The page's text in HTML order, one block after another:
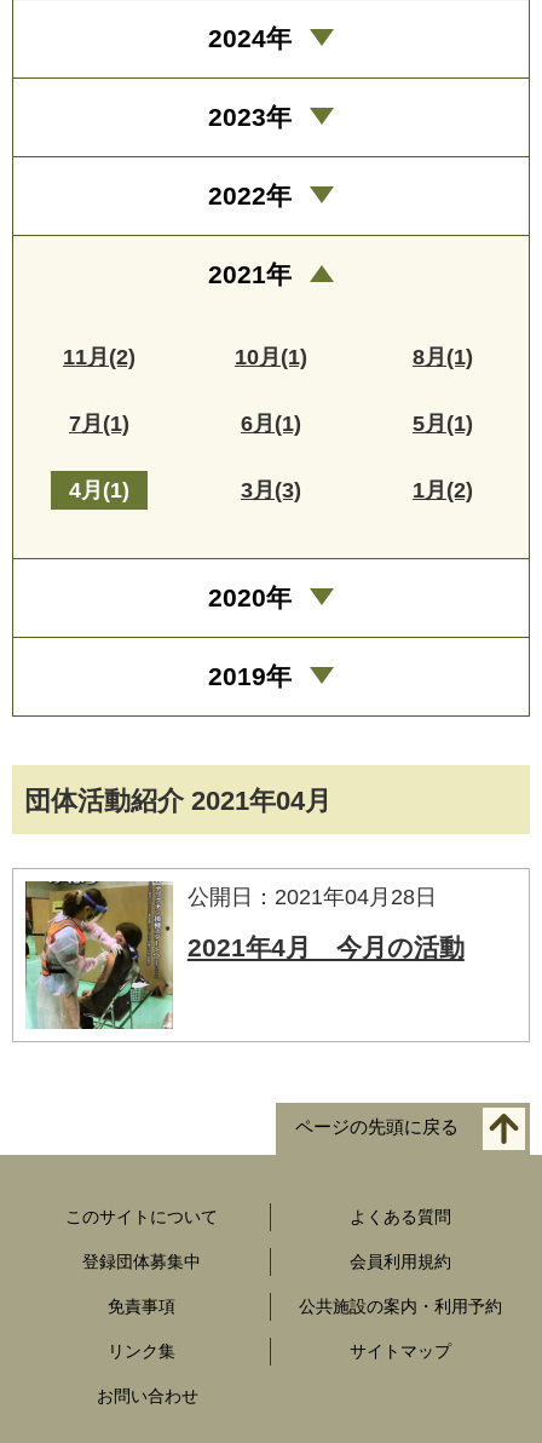
団体活動紹介 2021年04月
公開日：2021年04月28日
2021年4月 今月の活動
2024年
2023年
2022年
2021年
11月(2) 10月(1) 8月(1)
7月(1) 6月(1) 5月(1)
4月(1) 3月(3) 1月(2)
2020年
2019年
ページの先頭に戻る
このサイトについて よくある質問
登録団体募集中 会員利用規約
免責事項 公共施設の案内・利用予約
リンク集 サイトマップ
お問い合わせ